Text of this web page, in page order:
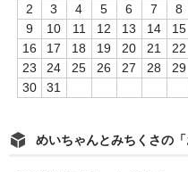
2
3 4 5 6 7
8
9
10 11 12 13 14
15
16
17 18 19 20 21
22
23
24 25 26 27 28
29
30
31
めいちゃんとみちくさの「